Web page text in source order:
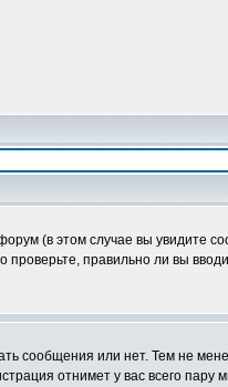
(в этом случае вы увидите
правильно ли вы
сообщения или нет. Тем не
отнимет у вас всего пару